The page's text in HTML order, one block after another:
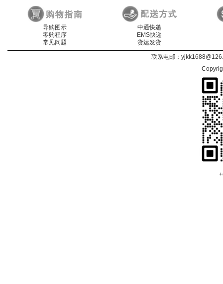
导购图示
零购程序
常见问题
中通快递
EMS快递
货运发货
联系电邮：